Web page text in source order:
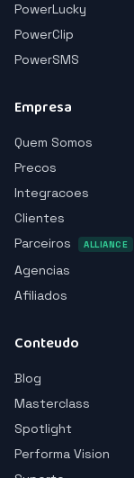
PowerLucky
PowerClip
PowerSMS
Empresa
Quem Somos
Precos
Integracoes
Clientes
Parceiros
ALLIANCE
Agencias
Afiliados
Conteudo
Blog
Masterclass
Spotlight
Performa Vision